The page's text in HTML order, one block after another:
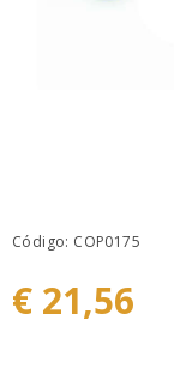
Código: COP0175
€ 21,56